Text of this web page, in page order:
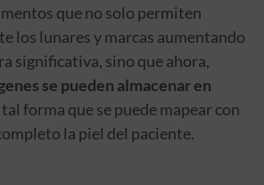
que no solo permiten
los lunares y marcas aumentando
significativa, sino que ahora,
se pueden almacenar en
tal forma que se puede mapear con
la piel del paciente.